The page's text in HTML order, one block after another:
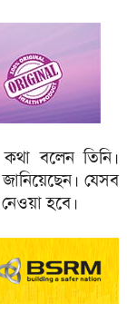
বলেন তিনি।
যেসব
হবে।